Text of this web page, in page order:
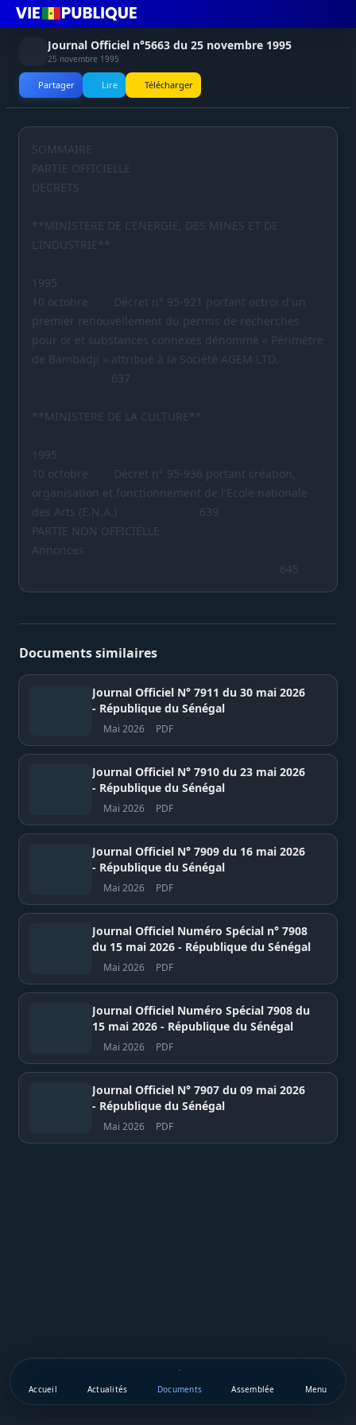
Journal Officiel n°5663 du 25 novembre 1995
25 novembre 1995
Partager Lire Télécharger
SOMMAIRE
PARTIE OFFICIELLE
DECRETS
**MINISTERE DE L'ENERGIE, DES MINES ET DE
L'INDUSTRIE**
1995
10 octobre Décret n° 95-921 portant octroi d'un
premier renouvellement du permis de recherches
pour or et substances connexes dénommé « Périmètre
de Bambadji » attribué à la Société AGEM LTD.
637
**MINISTERE DE LA CULTURE**
1995
10 octobre Décret n° 95-936 portant création,
organisation et fonctionnement de l'Ecole nationale
des Arts (E.N.A.) 639
PARTIE NON OFFICIELLE
Annonces
645
Documents similaires
Journal Officiel N° 7911 du 30 mai 2026
- République du Sénégal
Mai 2026 PDF
Journal Officiel N° 7910 du 23 mai 2026
- République du Sénégal
Mai 2026 PDF
Journal Officiel N° 7909 du 16 mai 2026
- République du Sénégal
Mai 2026 PDF
Journal Officiel Numéro Spécial n° 7908
du 15 mai 2026 - République du Sénégal
Mai 2026 PDF
Journal Officiel Numéro Spécial 7908 du
15 mai 2026 - République du Sénégal
Mai 2026 PDF
Journal Officiel N° 7907 du 09 mai 2026
- République du Sénégal
Mai 2026 PDF
Accueil Actualités Documents Assemblée Menu